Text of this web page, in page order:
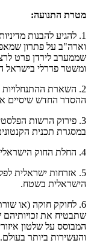
מטרת התנועה:
1. להגיע להבנות
וארה"ב על פתרון
שממערב לירדן פרט
ומשטר פדרלי בישראל
2. השארת ההתנחלויות
ההסדר החדש שיסיים
3. פירוק הרשות
במסגרת תכנית
4. החלת החוק הישראלי על יהודה ושומרון
5. אזרחות ישראלית
הישראלית בשטח.
6. לחוקק חוקה (או
שתבטיח את
המבוסס על שלטון
והעשירות ביותר בעולם.